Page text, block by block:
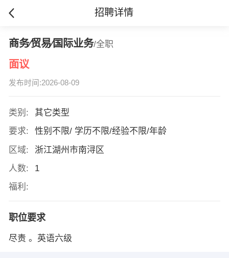
招聘详情
商务∕贸易∕国际业务/全职
面议
发布时间:2026-08-09
类别:
其它类型
要求:
性别不限/ 学历不限/经验不限/年龄
区域:
浙江湖州市南浔区
人数:
1
福利:
职位要求
尽责 。英语六级